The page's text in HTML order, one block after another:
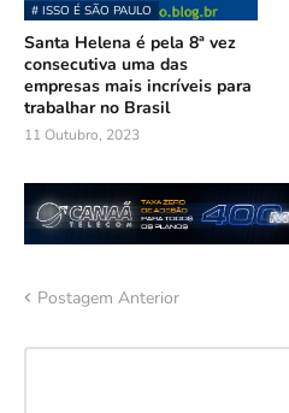
# ISSO É SÃO PAULO
Santa Helena é pela 8ª vez
consecutiva uma das
empresas mais incríveis para
trabalhar no Brasil
11 Outubro, 2023
Postagem Anterior